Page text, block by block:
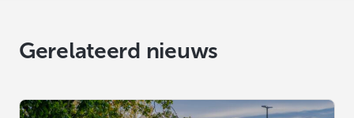
Gerelateerd nieuws